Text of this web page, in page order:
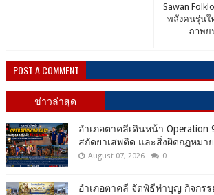
Sawan
พลังคนรุ่นใ
ภาพย
POST A COMMENT
ข่าวล่าสุด
อำเภอตาคลีเดินหน้า Operation
สกัดยาเสพติด และสิ่งผิดกฏหมาย
August 07, 2026 0
อำเภอตาคลี จัดพิธีทำบุญ กิจกร